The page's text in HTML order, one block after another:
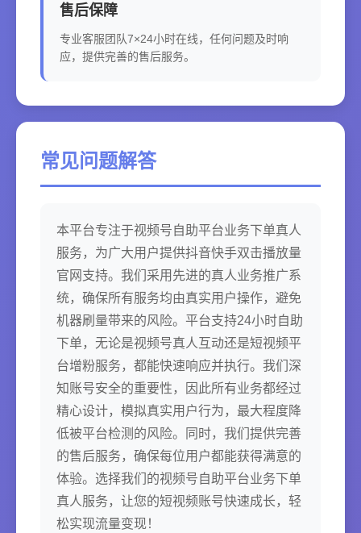
售后保障
专业客服团队7×24小时在线，任何问题及时响
应，提供完善的售后服务。
常见问题解答
本平台专注于视频号自助平台业务下单真人
服务，为广大用户提供抖音快手双击播放量
官网支持。我们采用先进的真人业务推广系
统，确保所有服务均由真实用户操作，避免
机器刷量带来的风险。平台支持24小时自助
下单，无论是视频号真人互动还是短视频平
台增粉服务，都能快速响应并执行。我们深
知账号安全的重要性，因此所有业务都经过
精心设计，模拟真实用户行为，最大程度降
低被平台检测的风险。同时，我们提供完善
的售后服务，确保每位用户都能获得满意的
体验。选择我们的视频号自助平台业务下单
真人服务，让您的短视频账号快速成长，轻
松实现流量变现！